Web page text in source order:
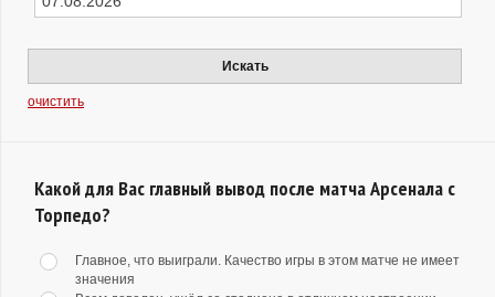
Искать
очистить
Какой для Вас главный вывод после матча Арсенала с
Торпедо?
Главное, что выиграли. Качество игры в этом матче не имеет
значения